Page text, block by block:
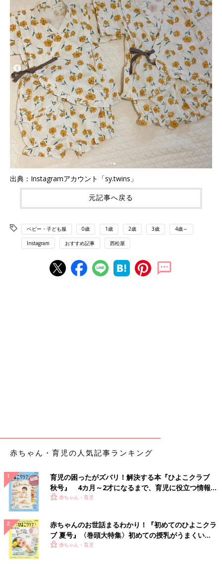
出典：Instagramアカウント「sy.twins」
元記事へ戻る
ベビー・子ども服 0歳 1歳 2歳 3歳 4歳～
Instagram おすすめ記事 西松屋
赤ちゃん・育児の人気記事ランキング
育児の困ったがズバリ！解決する本『ひよこクラブ
秋号』 4カ月～2才になるまで、育児に役立つ情報が
いっぱい！
赤ちゃん・育児
赤ちゃんのお世話まるわかり！『初めてのひよこクラ
ブ 夏号』〈巻頭大特集〉初めての授乳がうまくい
く！ おっぱい・ミルクの基本と夏のトラブル 解決テ
赤ちゃん・育児